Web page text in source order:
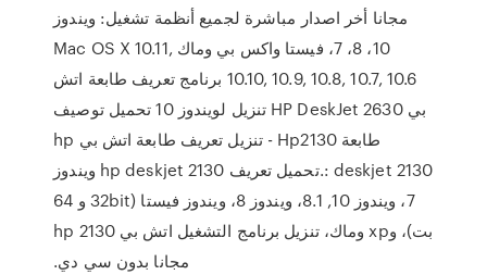
مجانا أخر اصدار مباشرة لجميع أنظمة تشغيل: ويندوز
10، 8، 7، فيستا واكس بي وماك Mac OS X 10.11,
10.10, 10.9, 10.8, 10.7, 10.6 برنامج تعريف طابعة اتش
بي HP DeskJet 2630 تنزيل لويندوز 10 تحميل توصيف
طابعة Hp2130 - تنزيل تعريف طابعة اتش بي hp
deskjet 2130 :.تحميل تعريف hp deskjet 2130 ويندوز
7، ويندوز 10, 8.1، ويندوز 8، ويندوز فيستا (32bit و 64
بت)، وxp وماك، تنزيل برنامج التشغيل اتش بي hp 2130
مجانا بدون سي دي.